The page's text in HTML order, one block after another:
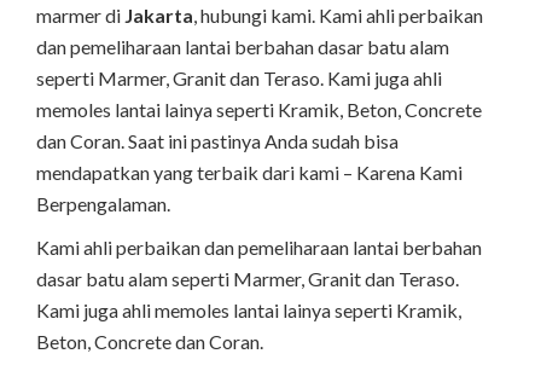
marmer di Jakarta , hubungi kami. Kami ahli perbaikan
dan pemeliharaan lantai berbahan dasar batu alam
seperti Marmer, Granit dan Teraso. Kami juga ahli
memoles lantai lainya seperti Kramik, Beton, Concrete
dan Coran. Saat ini pastinya Anda sudah bisa
mendapatkan yang terbaik dari kami – Karena Kami
Berpengalaman.
Kami ahli perbaikan dan pemeliharaan lantai berbahan
dasar batu alam seperti Marmer, Granit dan Teraso.
Kami juga ahli memoles lantai lainya seperti Kramik,
Beton, Concrete dan Coran.